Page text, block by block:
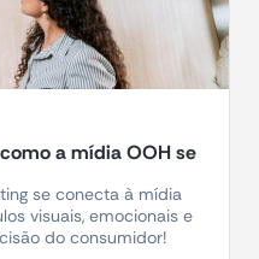
a mídia OOH se
se conecta à mídia
visuais, emocionais e
do consumidor!